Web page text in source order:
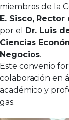
miembros de la
E. Sisco,
por el Dr. Luis
Ciencias
Negocios.
Este convenio
colaboración en
académico y
gas.